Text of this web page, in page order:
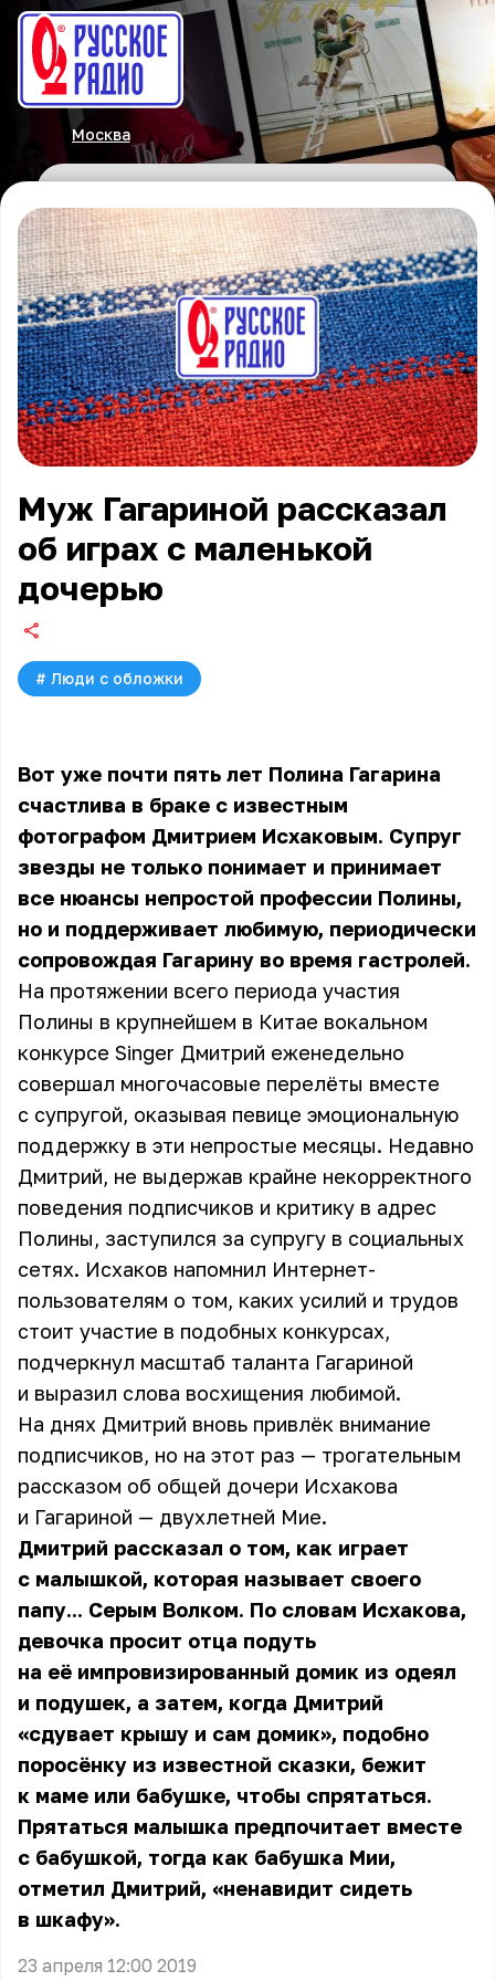
Москва
Муж Гагариной рассказал
об играх с маленькой
дочерью
# Люди с обложки
Вот уже почти пять лет Полина Гагарина
счастлива в браке с известным
фотографом Дмитрием Исхаковым. Супруг
звезды не только понимает и принимает
все нюансы непростой профессии Полины,
но и поддерживает любимую, периодически
сопровождая Гагарину во время гастролей.
На протяжении всего периода участия
Полины в крупнейшем в Китае вокальном
конкурсе Singer Дмитрий еженедельно
совершал многочасовые перелёты вместе
с супругой, оказывая певице эмоциональную
поддержку в эти непростые месяцы. Недавно
Дмитрий, не выдержав крайне некорректного
поведения подписчиков и критику в адрес
Полины, заступился за супругу в социальных
сетях. Исхаков напомнил Интернет-
пользователям о том, каких усилий и трудов
стоит участие в подобных конкурсах,
подчеркнул масштаб таланта Гагариной
и выразил слова восхищения любимой.
На днях Дмитрий вновь привлёк внимание
подписчиков, но на этот раз — трогательным
рассказом об общей дочери Исхакова
и Гагариной — двухлетней Мие.
Дмитрий рассказал о том, как играет
с малышкой, которая называет своего
папу... Серым Волком. По словам Исхакова,
девочка просит отца подуть
на её импровизированный домик из одеял
и подушек, а затем, когда Дмитрий
«сдувает крышу и сам домик», подобно
поросёнку из известной сказки, бежит
к маме или бабушке, чтобы спрятаться.
Прятаться малышка предпочитает вместе
с бабушкой, тогда как бабушка Мии,
отметил Дмитрий, «ненавидит сидеть
в шкафу».
23 апреля 12:00 2019